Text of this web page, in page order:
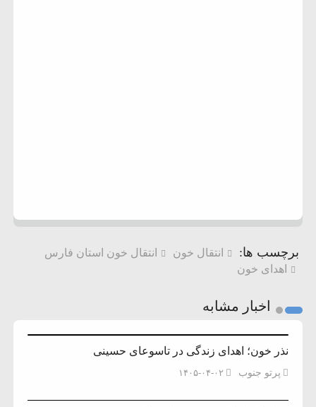
برچسب ها: انتقال خون
انتقال خون استان فارس
اهدای خون
اخبار مشابه
نذر خون؛ اهدای زندگی در تاسوعای حسینی
پرتو جنوب ۱۴۰۵-۰۴-۰۲